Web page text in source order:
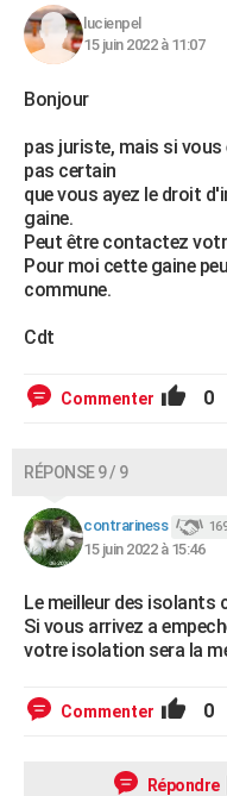
lucienpel
15 juin 2022 à 11:07
Bonjour
pas juriste, mais si
pas certain
que vous ayez le droit
gaine.
Peut être contactez
Pour moi cette gaine
commune.
Cdt
Commenter 0
RÉPONSE 9 / 9
contrariness 169
15 juin 2022 à 15:46
Le meilleur des isolants
Si vous arrivez a
votre isolation sera la
Commenter 0
Répondre